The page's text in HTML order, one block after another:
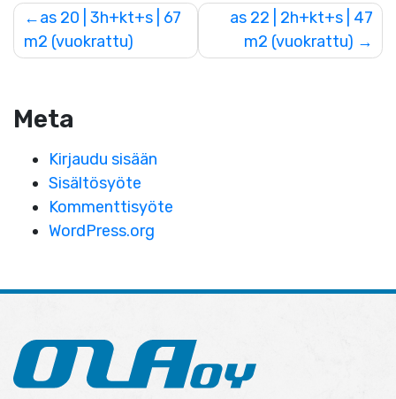
Artikkelien
selaus
as 20 | 3h+kt+s | 67
m2 (vuokrattu)
as 22 | 2h+kt+s | 47
m2 (vuokrattu)
Meta
Kirjaudu sisään
Sisältösyöte
Kommenttisyöte
WordPress.org